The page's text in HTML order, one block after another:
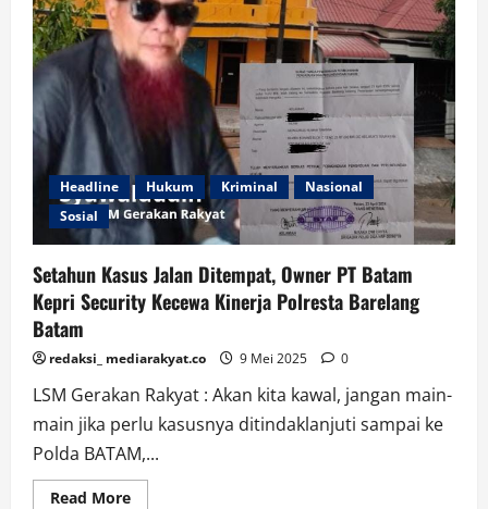
Kontraktor
RL
Headline Hukum Kriminal
Nasional
Sosial
Setahun Kasus Jalan Ditempat, Owner PT Batam
Kepri Security Kecewa Kinerja Polresta Barelang
Batam
redaksi_ mediarakyat.co 9 Mei 2025 0
LSM Gerakan Rakyat : Akan kita kawal, jangan main-
main jika perlu kasusnya ditindaklanjuti sampai ke
Polda BATAM,...
Read MoreRead